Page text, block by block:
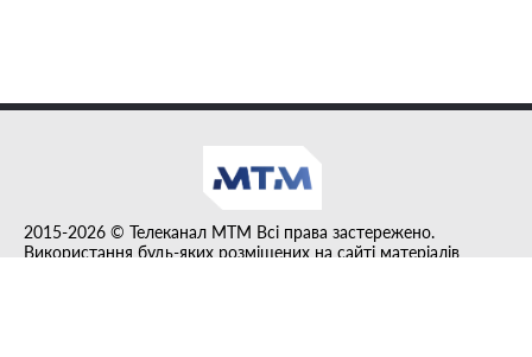
2015-2026 © Телеканал MTM Всі права застережено.
Використання будь-яких розміщених на сайті матеріалів